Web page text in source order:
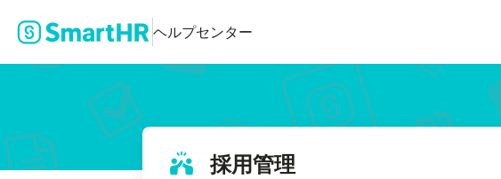
ヘルプセンター
採用管理